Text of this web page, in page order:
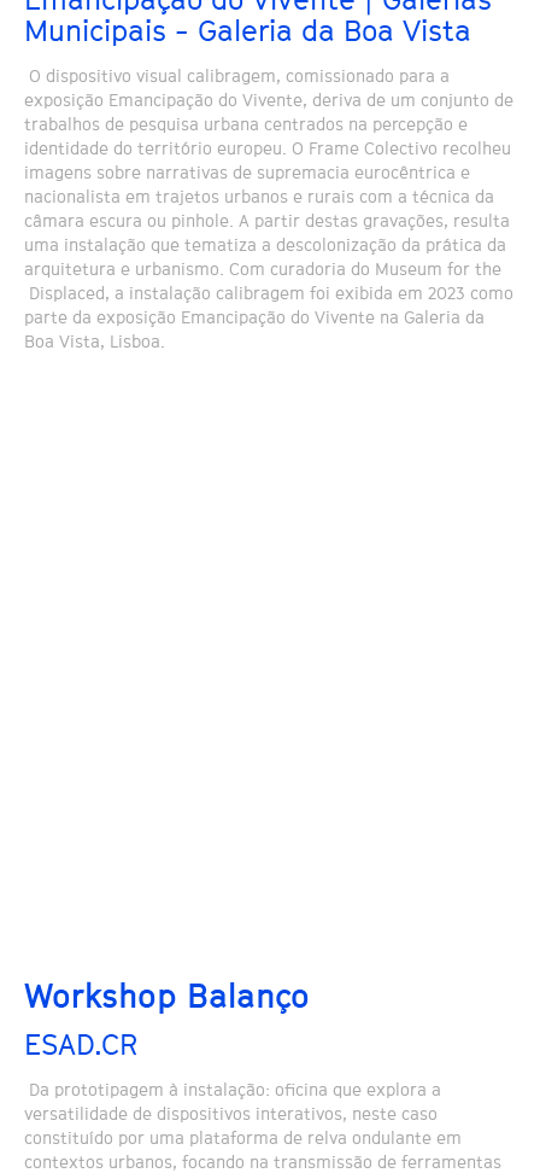
Municipais - Galeria da Boa Vista
O dispositivo visual calibragem, comissionado para a
exposição Emancipação do Vivente, deriva de um conjunto de
trabalhos de pesquisa urbana centrados na percepção e
identidade do território europeu. O Frame Colectivo recolheu
imagens sobre narrativas de supremacia eurocêntrica e
nacionalista em trajetos urbanos e rurais com a técnica da
câmara escura ou pinhole. A partir destas gravações, resulta
uma instalação que tematiza a descolonização da prática da
arquitetura e urbanismo. Com curadoria do Museum for the
Displaced, a instalação calibragem foi exibida em 2023 como
parte da exposição Emancipação do Vivente na Galeria da
Boa Vista, Lisboa.
Workshop Balanço
ESAD.CR
Da prototipagem à instalação: oficina que explora a
versatilidade de dispositivos interativos, neste caso
constituído por uma plataforma de relva ondulante em
contextos urbanos, focando na transmissão de ferramentas